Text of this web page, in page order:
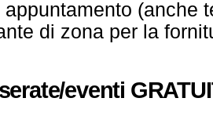
(anche
di zona per la
eventi